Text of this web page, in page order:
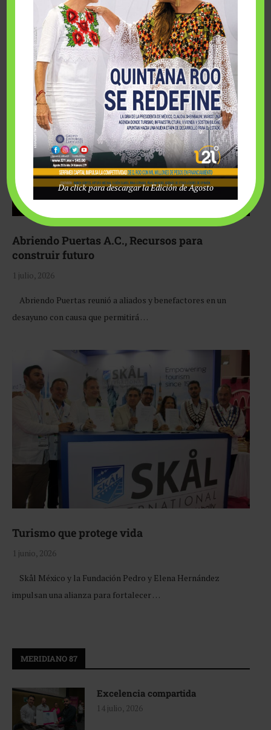
Fairmont Mayakoba y Make-A-Wish México unieron
esfuerzos para hacer realidad el deseo de una …
Abriendo Puertas A.C., Recursos para
construir futuro
1 julio, 2026
Abriendo Puertas reunió a aliados y benefactores en un
desayuno con causa que permitirá …
Turismo que protege vida
1 junio, 2026
Skål México y la Fundación Pedro y Elena Hernández
impulsan una alianza para fortalecer …
MERIDIANO 87
Excelencia compartida
14 julio, 2026
Da click para descargar la Edición de Agosto